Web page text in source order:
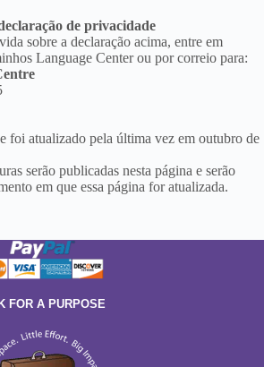
de privacidade
sobre a declaração acima, entre em
Language Center ou por correio para:
foi atualizado pela última vez em outubro de
serão publicadas nesta página e serão
em que essa página for atualizada.
FOR A PURPOSE